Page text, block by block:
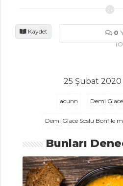
Mastave
Mezeler Tüm
SEBZELİ MISIR ŞİŞ
SUMAKLI VE
PATATESLİ KUZU
ETİ
Kaydet 0
25 Şubat 2020
acunn Demi
Demi Glace Soslu Bonfile
Bunları